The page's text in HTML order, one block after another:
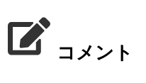
コメント